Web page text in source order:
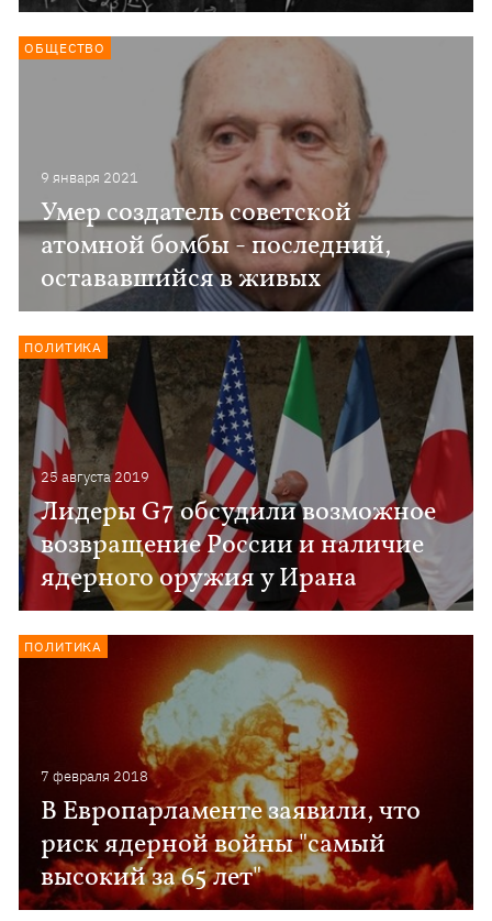
9 января 2021
Умер создатель советской
атомной бомбы - последний,
остававшийся в живых
ОБЩЕСТВО
25 августа 2019
Лидеры G7 обсудили возможное
возвращение России и наличие
ядерного оружия у Ирана
ПОЛИТИКА
7 февраля 2018
В Европарламенте заявили, что
риск ядерной войны "самый
высокий за 65 лет"
ПОЛИТИКА